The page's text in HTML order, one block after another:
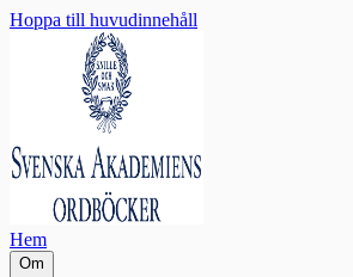
Hoppa till huvudinnehåll
Hem
Om